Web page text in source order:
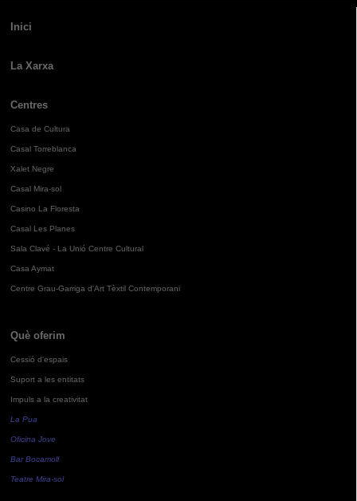
Inici
La Xarxa
Centres
Casa de Cultura
Casal Torreblanca
Xalet Negre
Casal Mira-sol
Casino La Floresta
Casal Les Planes
Sala Clavé - La Unió Centre Cultural
Casa Aymat
Centre Grau-Garriga d'Art Tèxtil Contemporani
Què oferim
Cessió d'espais
Suport a les entitats
Impuls a la creativitat
La Pua
Oficina Jove
Bar Bocamoll
Teatre Mira-sol